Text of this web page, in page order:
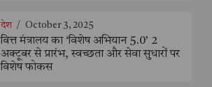
देश / October 3, 2025
वित्त मंत्रालय का ‘विशेष अभियान 5.0’ 2
अक्टूबर से प्रारंभ, स्वच्छता और सेवा सुधारों पर
विशेष फोकस